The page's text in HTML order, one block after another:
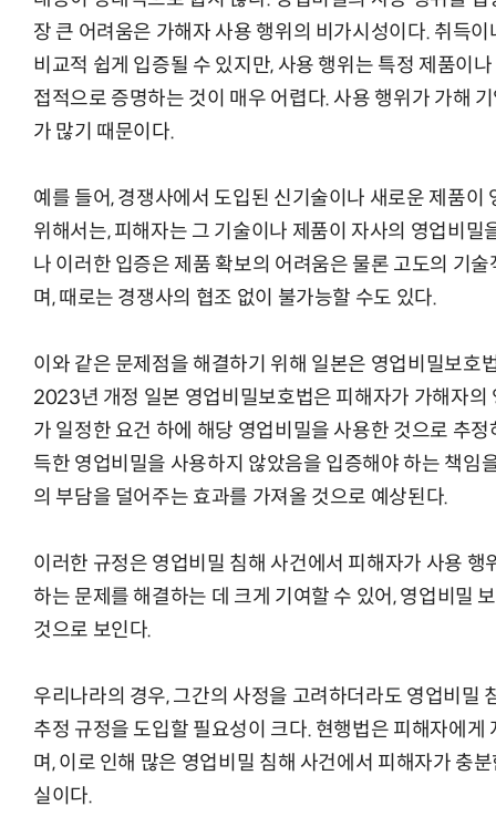
장 큰 어려움은 가해자 사용 행위의 비가시성이다. 취득
비교적 쉽게 입증될 수 있지만, 사용 행위는 특정 제품이
접적으로 증명하는 것이 매우 어렵다. 사용 행위가 가해
가 많기 때문이다.
예를 들어, 경쟁사에서 도입된 신기술이나 새로운 제품
위해서는, 피해자는 그 기술이나 제품이 자사의 영업비밀
나 이러한 입증은 제품 확보의 어려움은 물론 고도의 기
며, 때로는 경쟁사의 협조 없이 불가능할 수도 있다.
이와 같은 문제점을 해결하기 위해 일본은 영업비밀보호
2023년 개정 일본 영업비밀보호법은 피해자가 가해자의
가 일정한 요건 하에 해당 영업비밀을 사용한 것으로 추
득한 영업비밀을 사용하지 않았음을 입증해야 하는 책임
의 부담을 덜어주는 효과를 가져올 것으로 예상된다.
이러한 규정은 영업비밀 침해 사건에서 피해자가 사용
하는 문제를 해결하는 데 크게 기여할 수 있어, 영업비밀
것으로 보인다.
우리나라의 경우, 그간의 사정을 고려하더라도 영업비밀
추정 규정을 도입할 필요성이 크다. 현행법은 피해자에
며, 이로 인해 많은 영업비밀 침해 사건에서 피해자가 충
실이다.